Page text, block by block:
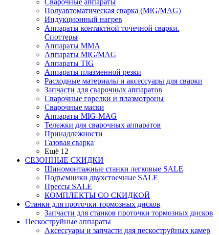
Сварочные аппараты
Полуавтоматическая сварка (MIG/MAG)
Индукционный нагрев
Аппараты контактной точечной сварки.
Споттеры
Аппараты MMA
Аппараты MIG/MAG
Аппараты TIG
Аппараты плазменной резки
Расходные материалы и аксессуары для сварки
Запчасти для сварочных аппаратов
Сварочные горелки и плазмотроны
Сварочные маски
Аппараты MIG-MAG
Тележки для сварочных аппаратов
Принадлежности
Газовая сварка
Ещё 12
СЕЗОННЫЕ СКИДКИ
Шиномонтажные станки легковые SALE
Подъемники двухстоечные SALE
Прессы SALE
КОМПЛЕКТЫ СО СКИДКОЙ
Станки для проточки тормозных дисков
Запчасти для станков проточки тормозных дисков
Пескоструйные аппараты
Аксессуары и запчасти для пескоструйных камер